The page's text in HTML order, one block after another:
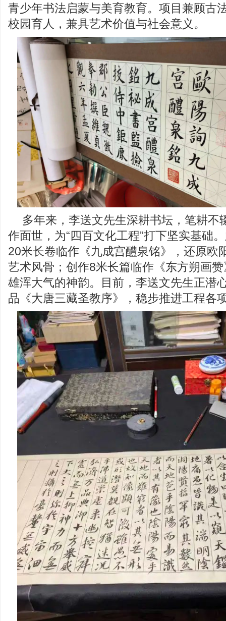
青少年书法启蒙与美育教育。项目兼顾古
校园育人，兼具艺术价值与社会意义。
多年来，李送文先生深耕书坛，笔耕不
作面世，为“四百文化工程”打下坚实基础
20米长卷临作《九成宫醴泉铭》，还原欧
艺术风骨；创作8米长篇临作《东方朔画
雄浑大气的神韵。目前，李送文先生正潜
品《大唐三藏圣教序》，稳步推进工程各